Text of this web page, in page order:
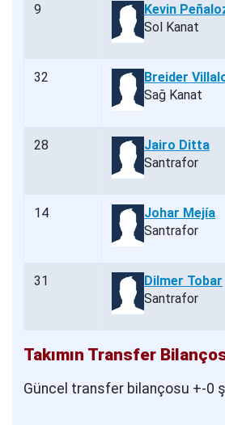
9
Kevin
Sol Kanat
32
Breider
Sağ Kanat
28
Jairo Ditta
Santrafor
14
Johar Mejía
Santrafor
31
Dilmer Tobar
Santrafor
Takımın Transfer
Güncel transfer bilançosu +-0